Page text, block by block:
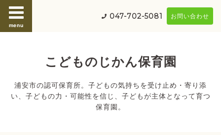
menu
047-702-5081 お問い合わせ
こどものじかん保育園
浦安市の認可保育所。子どもの気持ちを受け止め・寄り添
い、子どもの力・可能性を信じ、子どもが主体となって育つ
保育園。